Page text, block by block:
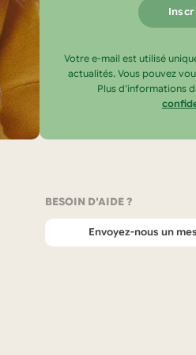
Votre e-mail est utilisé
actualités. Vous pouvez
Plus d’informations
BESOIN D'AIDE ?
Envoyez-nous un